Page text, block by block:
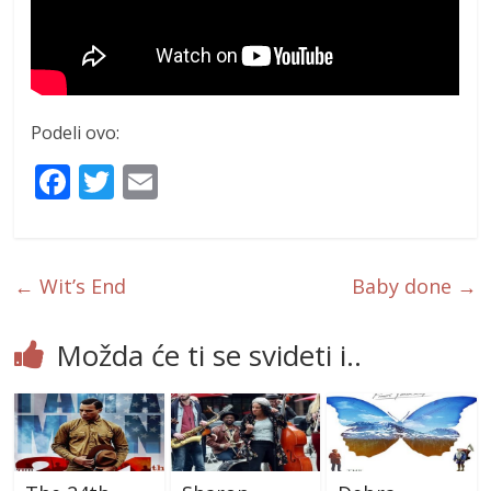
Podeli ovo:
F
ac
b
o
k
T
w
er
← Wit’s End Baby done →
Možda će ti se svideti i..